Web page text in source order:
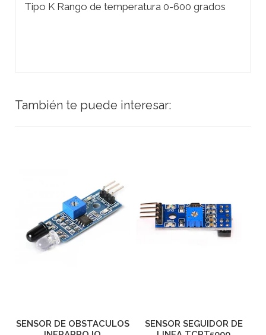
Tipo K Rango de temperatura 0-600 grados
También te puede interesar:
SENSOR DE OBSTACULOS
SENSOR SEGUIDOR DE